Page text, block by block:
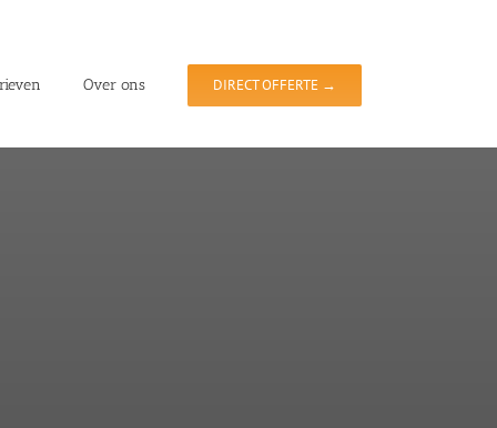
Over ons DIRECT OFFERTE →